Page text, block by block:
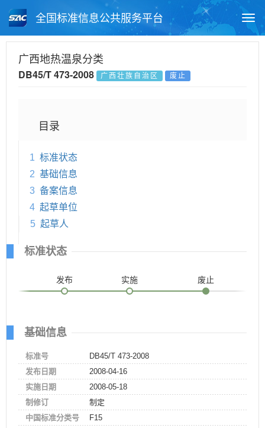
全国标准信息公共服务平台
月报查询 标准公告查询
广西地热温泉分类
DB45/T 473-2008 广西壮族自治区 废止
目录
1 标准状态
2 基础信息
3 备案信息
4 起草单位
5 起草人
标准状态
发布 实施 废止
基础信息
标准号
DB45/T 473-2008
发布日期
2008-04-16
实施日期
2008-05-18
制修订
制定
中国标准分类号
F15